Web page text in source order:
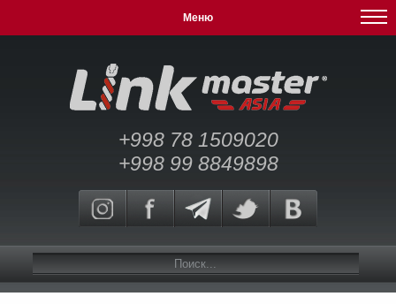
Меню
+998 78 1509020
+998 99 8849898